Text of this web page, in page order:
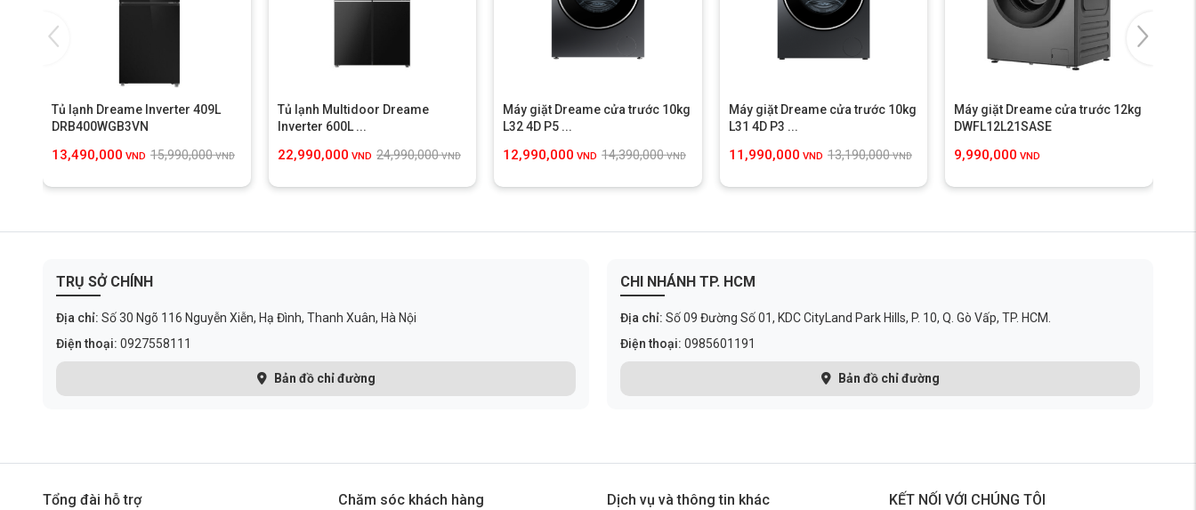
Công nghệ Zero Stable Water 3.0 bảo vệ nguồn nước luôn tươi mới
Một trong những hạn chế ít được nhắc đến của máy lọc nước truyền thống là hiện tượng nước bị lưu lại trong hệ thống khi không
sử dụng trong thời gian dài. Điều này có thể làm giảm chất lượng cảm quan và tiềm ẩn nguy cơ tái nhiễm khuẩn.
Tủ lạnh Dreame Inverter 409L
DRB400WGB3VN
13,490,000 VND 15,990,000 VND
Tủ lạnh Multidoor Dreame
Inverter 600L ...
22,990,000 VND 24,990,000 VND
Máy giặt Dreame cửa trước 10kg
L32 4D P5 ...
12,990,000 VND 14,390,000 VND
Máy giặt Dreame cửa trước 10kg
L31 4D P3 ...
11,990,000 VND 13,190,000 VND
Máy giặt Dreame cửa trước 12kg
DWFL12L21SASE
9,990,000 VND
TRỤ SỞ CHÍNH
Địa chỉ: Số 30 Ngõ 116 Nguyễn Xiễn, Hạ Đình, Thanh Xuân, Hà Nội
Điện thoại: 0927558111
Bản đồ chỉ đường
CHI NHÁNH TP. HCM
Địa chỉ: Số 09 Đường Số 01, KDC CityLand Park Hills, P. 10, Q. Gò Vấp, TP. HCM.
Điện thoại: 0985601191
Bản đồ chỉ đường
Tổng đài hỗ trợ Chăm sóc khách hàng Dịch vụ và thông tin khác KẾT NỐI VỚI CHÚNG TÔI